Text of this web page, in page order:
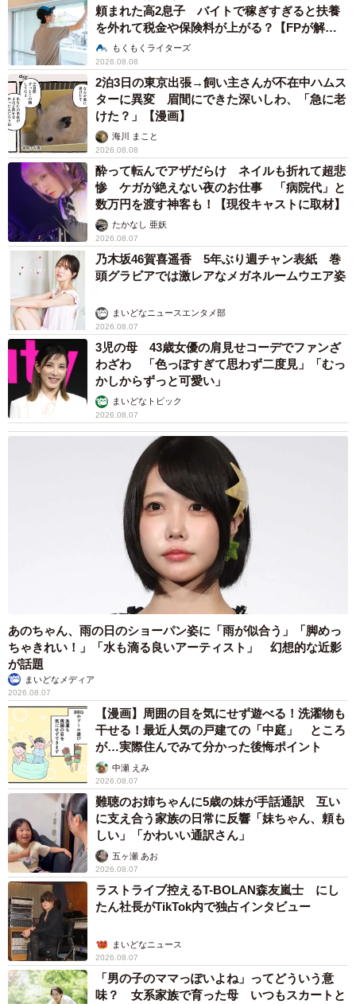
頼まれた高2息子 バイトで稼ぎすぎると扶養
を外れて税金や保険料が上がる？【FPが解
説】もくもくライターズ
2026.08.08
2泊3日の東京出張→飼い主さんが不在中ハムス
ターに異変 眉間にできた深いしわ、「急に老
けた？」【漫画】
海川 まこと
2026.08.08
酔って転んでアザだらけ ネイルも折れて超悲
惨 ケガが絶えない夜のお仕事 「病院代」と
数万円を渡す神客も！【現役キャストに取材】
たかなし 亜妖
2026.08.07
乃木坂46賀喜遥香 5年ぶり週チャン表紙 巻
頭グラビアでは激レアなメガネルームウエア姿
まいどなニュースエンタメ部
2026.08.07
3児の母 43歳女優の肩見せコーデでファンざ
わざわ 「色っぽすぎて思わず二度見」「むっ
かしからずっと可愛い」
まいどなトピック
2026.08.07
あのちゃん、雨の日のショーパン姿に「雨が似合う」「脚めっ
ちゃきれい！」「水も滴る良いアーティスト」 幻想的な近影
が話題
まいどなメディア
2026.08.07
【漫画】周囲の目を気にせず遊べる！洗濯物も
干せる！最近人気の戸建ての「中庭」 ところ
が…実際住んでみて分かった後悔ポイント
中瀬 えみ
2026.08.07
難聴のお姉ちゃんに5歳の妹が手話通訳 互い
に支え合う家族の日常に反響「妹ちゃん、頼も
しい」「かわいい通訳さん」
五ヶ瀬 あお
2026.08.07
ラストライブ控えるT-BOLAN森友嵐士 にし
たん社長がTikTok内で独占インタビュー
まいどなニュース
2026.08.07
「男の子のママっぽいよね」ってどういう意
味？ 女系家族で育った母 いつもスカートと